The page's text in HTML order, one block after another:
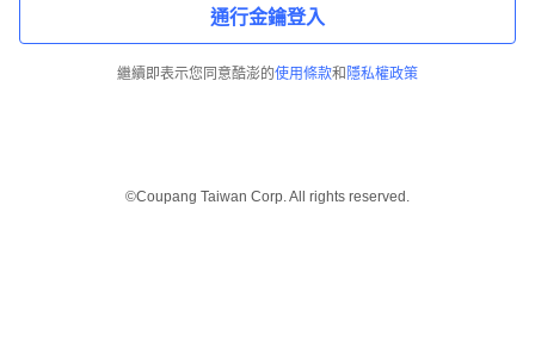
通行金鑰登入
繼續即表示您同意酷澎的使用條款和 隱私權政策
©Coupang Taiwan Corp. All rights reserved.